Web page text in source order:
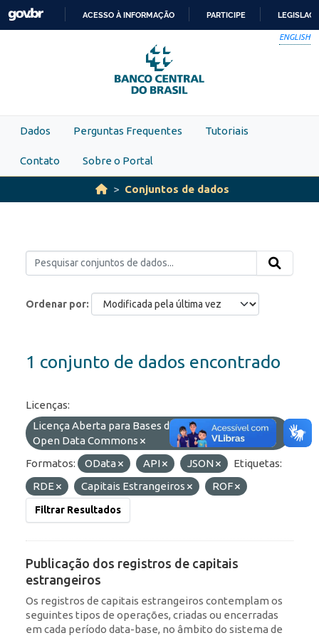
Skip to main content
PARA
O
CONTEÚDO
ACESSO À INFORMAÇÃO PARTICIPE
ENGLISH
Dados Perguntas Frequentes Tutoriais
Contato Sobre o Portal
Conjuntos de dados
Ordenar por
1 conjunto de dados encontrado
Licenças:
Licença Aberta para Bases de Dados (ODbL) do
Open Data Commons
Formatos:
OData API JSON
Etiquetas:
RDE
Capitais Estrangeiros ROF
Filtrar Resultados
Publicação dos registros de capitais
estrangeiros
Os registros de capitais estrangeiros contemplam os
seguintes tipos de operações, criadas ou encerradas
em cada período data-base, no âmbito do sistema de